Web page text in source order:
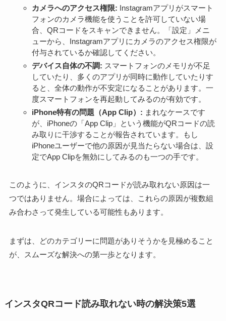
カメラへのアクセス権限: Instagramアプリがスマート
フォンのカメラ機能を使うことを許可していない場
合、QRコードをスキャンできません。「設定」メニ
ューから、Instagramアプリにカメラのアクセス権限が
付与されているか確認してください。
デバイス自体の不調: スマートフォンのメモリが不足
していたり、多くのアプリが同時に動作していたりす
ると、全体の動作が不安定になることがあります。一
度スマートフォンを再起動してみるのが有効です。
iPhone特有の問題（App Clip）: まれなケースです
が、iPhoneの「App Clip」という機能がQRコードの読
み取りに干渉することが報告されています。もし
iPhoneユーザーで他の原因が見当たらない場合は、設
定でApp Clipを無効にしてみるのも一つの手です。
このように、インスタのQRコードが読み取れない原因は一
つではありません。場合によっては、これらの原因が複数組
み合わさって発生している可能性もあります。
まずは、どのカテゴリーに問題がありそうかを見極めること
が、スムーズな解決への第一歩となります。
インスタQRコード読み取れない時の解決策5選